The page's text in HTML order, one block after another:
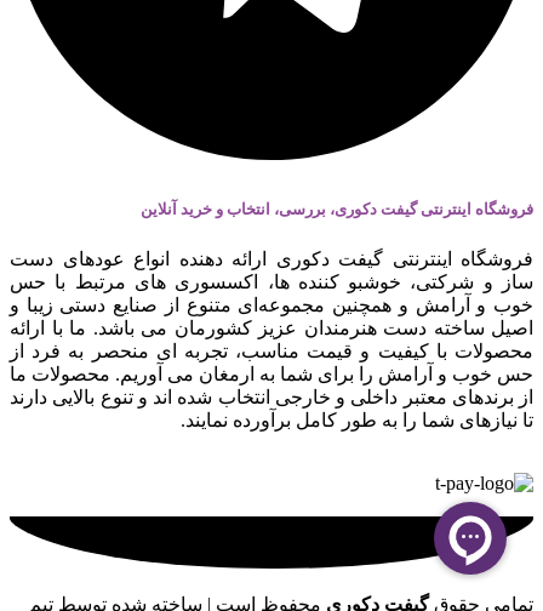
فروشگاه اینترنتی گیفت دکوری، بررسی، انتخاب و خرید آنلاین
فروشگاه اینترنتی گیفت دکوری ارائه دهنده انواع عودهای دست
ساز و شرکتی، خوشبو کننده ها، اکسسوری های مرتبط با حس
خوب و آرامش و همچنین مجموعه‌ای متنوع از صنایع دستی زیبا و
اصیل ساخته دست هنرمندان عزیز کشورمان می باشد. ما با ارائه
محصولات با کیفیت و قیمت مناسب، تجربه ای منحصر به فرد از
حس خوب و آرامش را برای شما به ارمغان می آوریم. محصولات ما
از برندهای معتبر داخلی و خارجی انتخاب شده اند و تنوع بالایی دارند
تا نیازهای شما را به طور کامل برآورده نمایند.
تمامی حقوقگیفت دکوری محفوظ است | ساخته شده توسط تیم